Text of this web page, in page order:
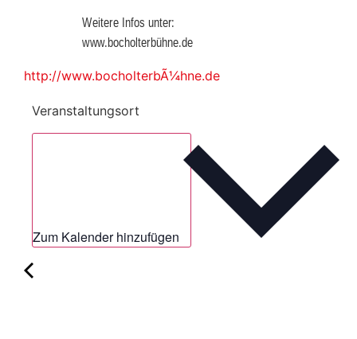
Weitere Infos unter:
www.bocholterbühne.de
http://www.bocholterbÃ¼hne.de
Veranstaltungsort
Zum Kalender hinzufügen